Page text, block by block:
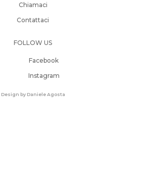
Chiamaci
Contattaci
FOLLOW US
Facebook
Instagram
Design by Daniele Agosta